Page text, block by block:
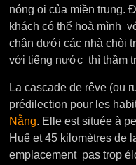
nóng oi của miền trung.
khách có thể hoà mình
chân dưới các nhà chòi
với tiếng nước thì thầm
La cascade de rêve (ou
prédilection pour les
Nẵng. Elle est située à
Huế et 45 kilomètres de
emplacement pas trop